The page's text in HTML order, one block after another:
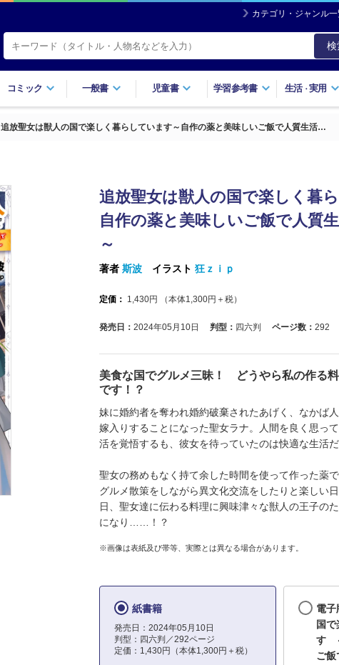
カテゴリ・ジャンル
検
コミック 一般書 児童書 学習参考書 生活・実用
追放聖女は獣人の国で楽しく暮らしています～自作の薬と美味しいご飯で人質生活…
追放聖女は獣人の国で楽しく暮
自作の薬と美味しいご飯で人質
～
著者 斯波 イラスト 狂ｚｉｐ
定価： 1,430円 （本体1,300円＋税）
発売日： 2024年05月10日 判型： 四六判 ページ数： 292
美食な国でグルメ三昧！ どうやら私の作る
です！？
妹に婚約者を奪われ婚約破棄されたあげく、なかば
嫁入りすることになった聖女ラナ。人間を良く思っ
活を覚悟するも、彼女を待っていたのは快適な生活だ
聖女の務めもなく持て余した時間を使って作った薬
グルメ散策をしながら異文化交流をしたりと楽しい
日、聖女達に伝わる料理に興味津々な獣人の王子の
になり……！？
※画像は表紙及び帯等、実際とは異なる場合があります。
紙書籍
発売日：2024年05月10日
判型：四六判／292ページ
定価：1,430円（本体1,300円＋税）
電子
国で
す
ご飯